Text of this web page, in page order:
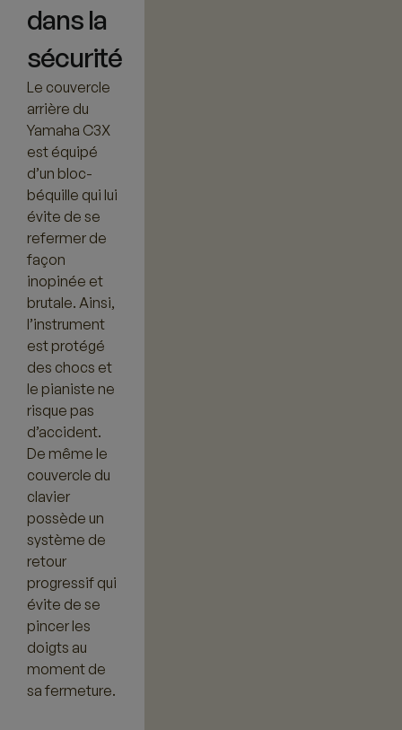
dans la
sécurité
Le couvercle
arrière du
Yamaha C3X
est équipé
d’un bloc-
béquille qui lui
évite de se
refermer de
façon
inopinée et
brutale. Ainsi,
l’instrument
est protégé
des chocs et
le pianiste ne
risque pas
d’accident.
De même le
couvercle du
clavier
possède un
système de
retour
progressif qui
évite de se
pincer les
doigts au
moment de
sa fermeture.